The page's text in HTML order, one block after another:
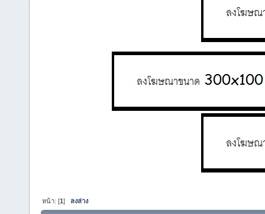
หน้า: [1] ลงล่าง